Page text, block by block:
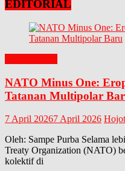
EDITORIAL
NATO Minus One:
Tatanan Multipolar
7 April 20267 April 2026
Oleh: Sampe Purba Selama
Treaty Organization (NATO)
kolektif di